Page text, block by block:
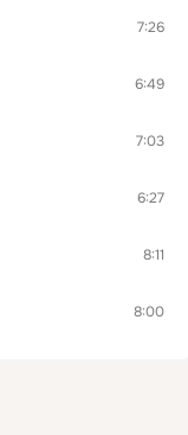
7:26
6:49
7:03
6:27
8:11
8:00